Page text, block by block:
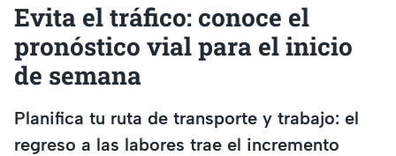
Evita el tráfico: conoce el
pronóstico vial para el inicio
de semana
Planifica tu ruta de transporte y trabajo: el
regreso a las labores trae el incremento